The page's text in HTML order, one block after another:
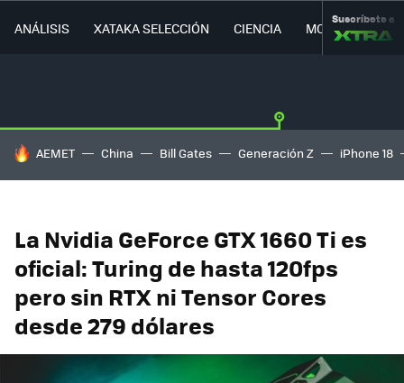
ANÁLISIS XATAKA SELECCIÓN CIENCIA MOVILIDAD
Suscríbete a
HOY SE HABLA DE
AEMET China Bill Gates Generación Z iPhone 18
La Nvidia GeForce GTX 1660 Ti es
oficial: Turing de hasta 120fps
pero sin RTX ni Tensor Cores
desde 279 dólares